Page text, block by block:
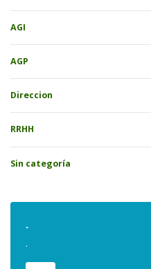
AGI
AGP
Direccion
RRHH
Sin categoría
.
.